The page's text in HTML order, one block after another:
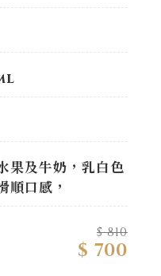
果及牛奶，乳白色
順口感，
$ 810
$ 700